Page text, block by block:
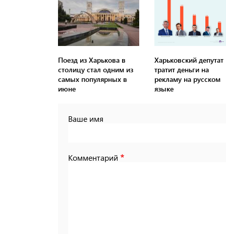
Поезд из Харькова в
столицу стал одним из
самых популярных в
июне
Харьковский депутат
тратит деньги на
рекламу на русском
языке
Ваше имя
Комментарий